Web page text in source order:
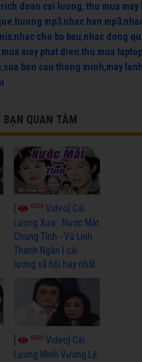
doan cai luong, thu mua may
huong mp3,nhac han mp3,
,nhac cho ba bau,nhac dong
may phat dien,thu mua
,sua bon cau thong minh,may
BẠN QUAN TÂM
6928Video] Cải
Lương Xưa : Nước Mắt
Chung Tình - Vũ Linh
Thanh Ngân | cải
lương xã hội hay nhất
6690Video] Cải
Lương Minh Vương Lệ